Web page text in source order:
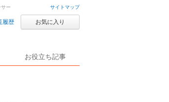
サイトマップ
履歴 お気に入り
お役立ち記事
ー